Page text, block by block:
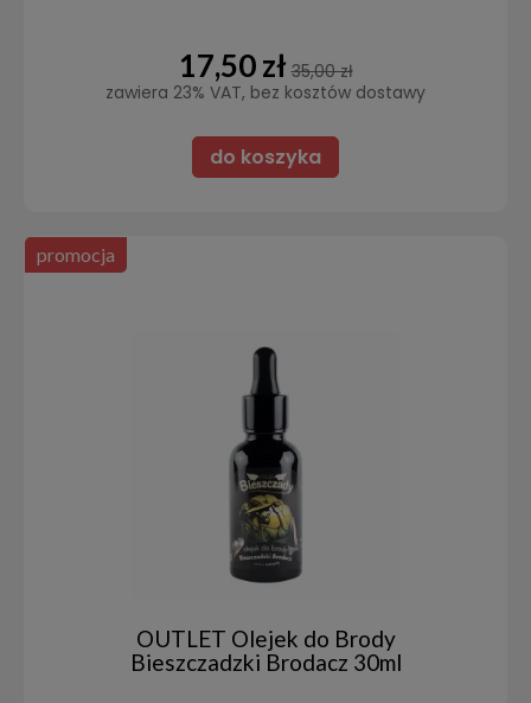
17,50 zł 35,00 zł
zawiera 23% VAT, bez kosztów dostawy
do koszyka
OUTLET Olejek do Brody
Bieszczadzki Brodacz 30ml
promocja